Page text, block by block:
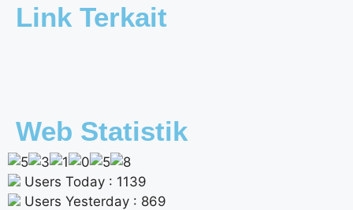
Link Terkait
Web Statistik
Users Today : 1139
Users Yesterday : 869